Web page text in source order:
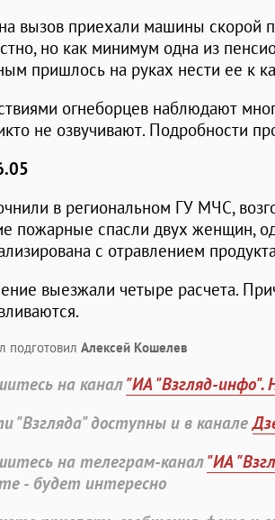
вызов приехали машины скорой
но как минимум одна из
пришлось на руках нести ее к
огнеборцев наблюдают
не озвучивают. Подробности
в региональном ГУ МЧС,
пожарные спасли двух женщин,
с отравлением
выезжали четыре расчета.
подготовил Алексей Кошелев
на канал"ИА "Взгляд-инфо".
"Взгляда" доступны и в канале
на телеграм-канал"ИА
- будет интересно